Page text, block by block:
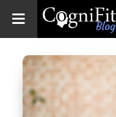
Blog: Brain
Health
News
Brain Training,